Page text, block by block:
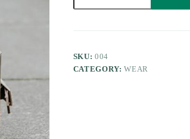
pulvinar
SKU:004
CATEGORY:WEAR